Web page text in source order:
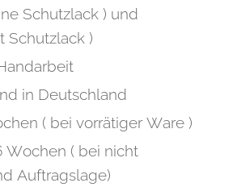
Schutzlack ) und
Schutzlack )
in Deutschland
( bei vorrätiger Ware )
Wochen ( bei nicht
Auftragslage)